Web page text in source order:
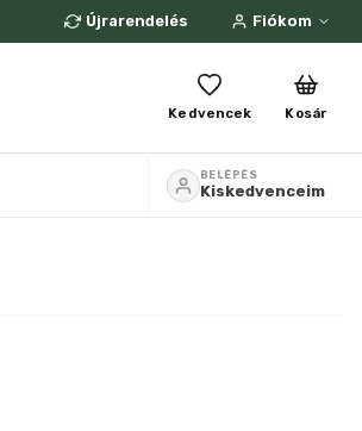
Újrarendelés Fiókom
Kedvencek Kosár
BELÉPÉS
Kiskedvenceim